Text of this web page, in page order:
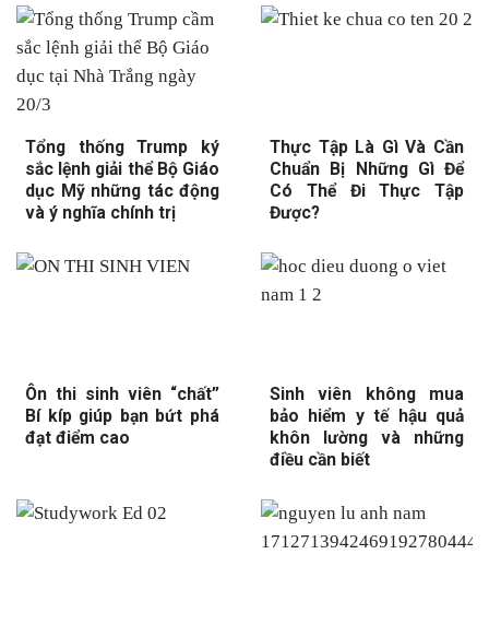
Tổng thống Trump ký
sắc lệnh giải thể Bộ Giáo
dục Mỹ những tác động
và ý nghĩa chính trị
Thực Tập Là Gì Và Cần
Chuẩn Bị Những Gì Để
Có Thể Đi Thực Tập
Được?
Ôn thi sinh viên “chất”
Bí kíp giúp bạn bứt phá
đạt điểm cao
Sinh viên không mua
bảo hiểm y tế hậu quả
khôn lường và những
điều cần biết